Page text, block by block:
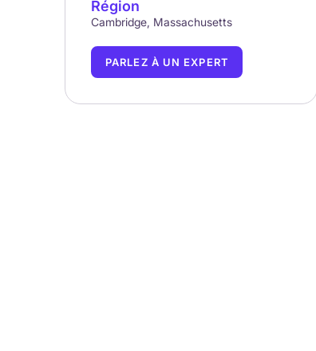
Région
Cambridge, Massachusetts
PARLEZ À UN EXPERT